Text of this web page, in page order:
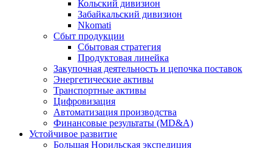
Кольский дивизион
Забайкальский дивизион
Nkomati
Сбыт продукции
Сбытовая стратегия
Продуктовая линейка
Закупочная деятельность и цепочка поставок
Энергетические активы
Транспортные активы
Цифровизация
Автоматизация производства
Финансовые результаты (MD&A)
Устойчивое развитие
Большая Норильская экспедиция